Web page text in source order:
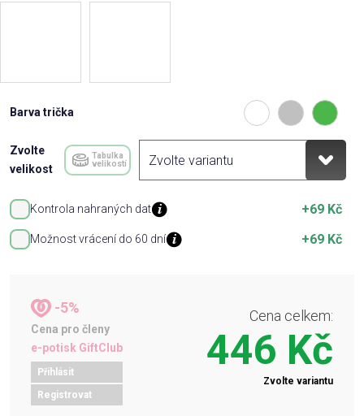
Barva trička
Zvolte
velikost
Tabulka
velikostí
Kontrola nahraných dat +69 Kč
Možnost vrácení do 60 dní +69 Kč
-5%
Cena pro členy
e-potisk GiftClub
Přihlásit
Registrovat
Cena celkem:
446 Kč
Zvolte variantu